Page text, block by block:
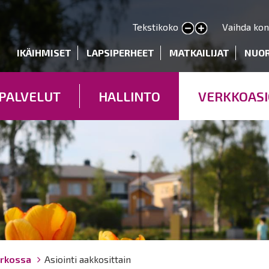
pääsisältöön
Tekstikoko
Pienennä tekstin kokoa
Suurenna tekstin kokoa Vaihda
IKÄIHMISET LAPSIPERHEET MATKAILIJAT
PALVELUT HALLINTO
Asiointi aakkosittain